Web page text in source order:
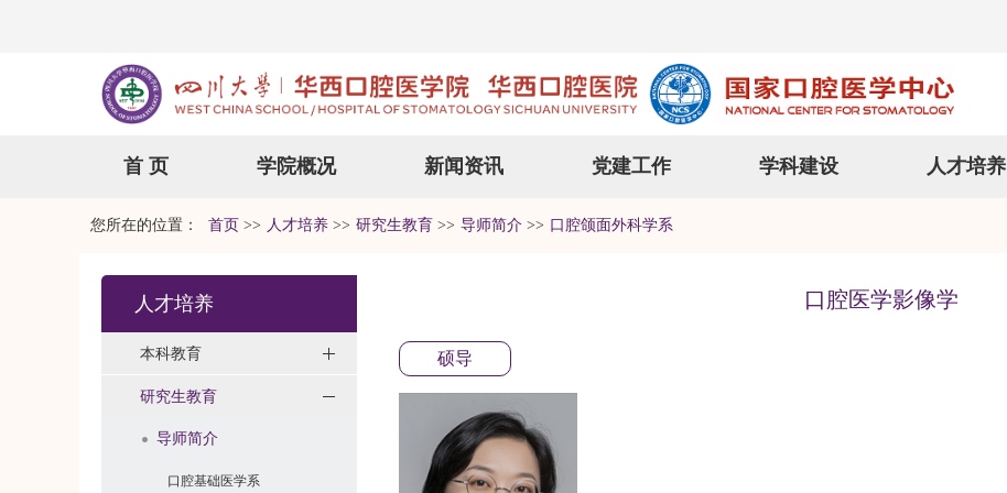
首 页 学院概况 新闻资讯 党建工作 学科建设 人才培养
您所在的位置： 首页 >> 人才培养 >> 研究生教育 >> 导师简介 >> 口腔颌面外科学系
人才培养
本科教育
研究生教育
导师简介
口腔基础医学系
口腔医学影像学
硕导